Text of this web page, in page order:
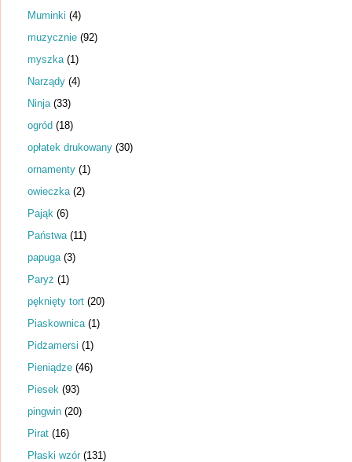
Muminki (4)
muzycznie (92)
myszka (1)
Narządy (4)
Ninja (33)
ogród (18)
opłatek drukowany (30)
ornamenty (1)
owieczka (2)
Pająk (6)
Państwa (11)
papuga (3)
Paryż (1)
pęknięty tort (20)
Piaskownica (1)
Pidżamersi (1)
Pieniądze (46)
Piesek (93)
pingwin (20)
Pirat (16)
Płaski wzór (131)